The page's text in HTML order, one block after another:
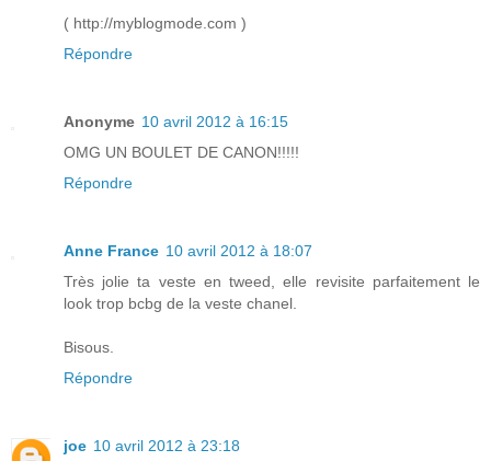
( http://myblogmode.com )
Répondre
Anonyme 10 avril 2012 à 16:15
OMG UN BOULET DE CANON!!!!!
Répondre
Anne France 10 avril 2012 à 18:07
Très jolie ta veste en tweed, elle revisite parfaitement le
look trop bcbg de la veste chanel.
Bisous.
Répondre
joe 10 avril 2012 à 23:18